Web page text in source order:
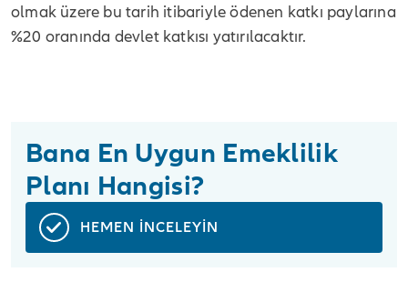
olmak üzere bu tarih itibariyle ödenen katkı paylarına
%20 oranında devlet katkısı yatırılacaktır.
Bana En Uygun Emeklilik
Planı Hangisi?
HEMEN İNCELEYİN